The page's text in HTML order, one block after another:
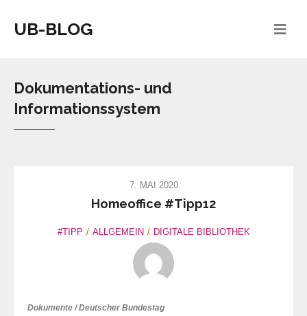
UB-BLOG
Dokumentations- und
Informationssystem
7. MAI 2020
Homeoffice #Tipp12
#TIPP ALLGEMEIN DIGITALE BIBLIOTHEK
Dokumente / Deutscher Bundestag